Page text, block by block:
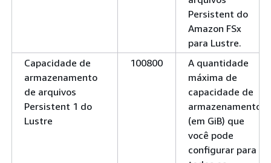
Persistent do
Amazon FSx
para Lustre.
Capacidade de
armazenamento
de arquivos
Persistent 1 do
Lustre
100800
A quantidade
máxima de
capacidade de
armazenamento
(em GiB) que
você pode
configurar para